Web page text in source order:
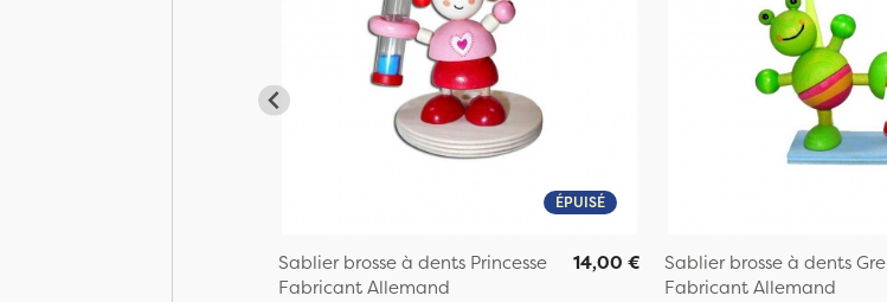
ÉPUISÉ
Sablier brosse à dents Princesse
Fabricant Allemand
14,00 €
Sablier brosse à dents
Fabricant Allemand